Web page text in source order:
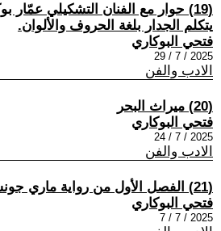
(19) حوار مع الفنان التشكيلي عمّار
يتكلم الجدار بلغة الحروف والألوان.
فتحي البوكاري
2025 / 7 / 29
الادب والفن
(20) ميراث البحر
فتحي البوكاري
2025 / 7 / 24
الادب والفن
(21) الفصل الأول من رواية ماري جونستون -1492-
فتحي البوكاري
2025 / 7 / 7